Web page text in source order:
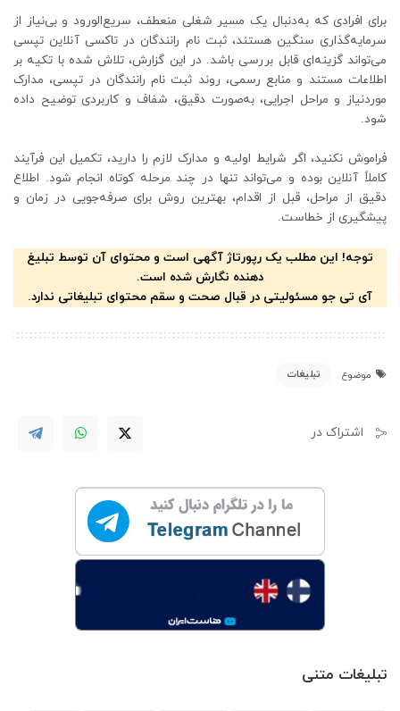
برای افرادی که به‌دنبال یک مسیر شغلی منعطف، سریع‌الورود و بی‌نیاز از
سرمایه‌گذاری سنگین هستند، ثبت نام رانندگان در تاکسی آنلاین تپسی
می‌تواند گزینه‌ای قابل بررسی باشد. در این گزارش، تلاش شده با تکیه بر
اطلاعات مستند و منابع رسمی، روند ثبت نام رانندگان در تپسی، مدارک
موردنیاز و مراحل اجرایی، به‌صورت دقیق، شفاف و کاربردی توضیح داده
شود.
فراموش نکنید، اگر شرایط اولیه و مدارک لازم را دارید، تکمیل این فرآیند
کاملاً آنلاین بوده و می‌تواند تنها در چند مرحله کوتاه انجام شود. اطلاع
دقیق از مراحل، قبل از اقدام، بهترین روش برای صرفه‌جویی در زمان و
پیشگیری از خطاست.
توجه! این مطلب یک رپورتاژ آگهی است و محتوای آن توسط تبلیغ
دهنده نگارش شده است.
آی تی جو مسئولیتی در قبال صحت و سقم محتوای تبلیغاتی ندارد.
موضوع تبلیغات
اشتراک در
تبلیغات متنی